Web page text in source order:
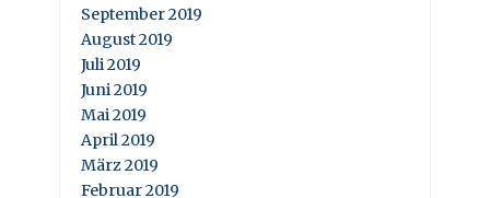
September 2019
August 2019
Juli 2019
Juni 2019
Mai 2019
April 2019
März 2019
Februar 2019